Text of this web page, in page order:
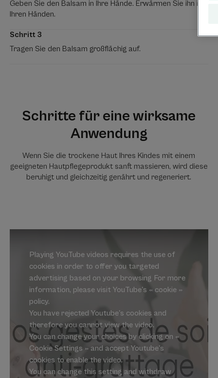
Geben Sie den Balsam in Ihre Hände. Erwärmen Sie ihn in
Ihren Händen.
Schritt 3
Tragen Sie den Balsam großflächig auf.
Schritte für eine wirksame
Anwendung
Wenn Sie die trockene Haut Ihres Kindes mit einem
geeigneten Hautpflegeprodukt sanft massieren, wird diese
beruhigt und gleichzeitig genährt und regeneriert.
Playing YouTube videos requires the use of
cookies in order to offer you targeted
advertising based on your browsing For more
information, please visit YouTube's « cookie »
policy.
You have rejected Youtube's cookies and
therefore you cannot view the video.
You can change your choices by clicking on «
Cookie Settings » and accept Youtube's
cookies to enable the video.
You can change this setting and withdraw